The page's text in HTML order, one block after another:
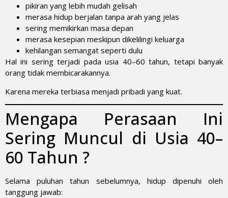
pikiran yang lebih mudah gelisah
merasa hidup berjalan tanpa arah yang jelas
sering memikirkan masa depan
merasa kesepian meskipun dikelilingi keluarga
kehilangan semangat seperti dulu
Hal ini sering terjadi pada usia 40–60 tahun, tetapi banyak
orang tidak membicarakannya.
Karena mereka terbiasa menjadi pribadi yang kuat.
Mengapa Perasaan Ini
Sering Muncul di Usia 40–
60 Tahun ?
Selama puluhan tahun sebelumnya, hidup dipenuhi oleh
tanggung jawab: